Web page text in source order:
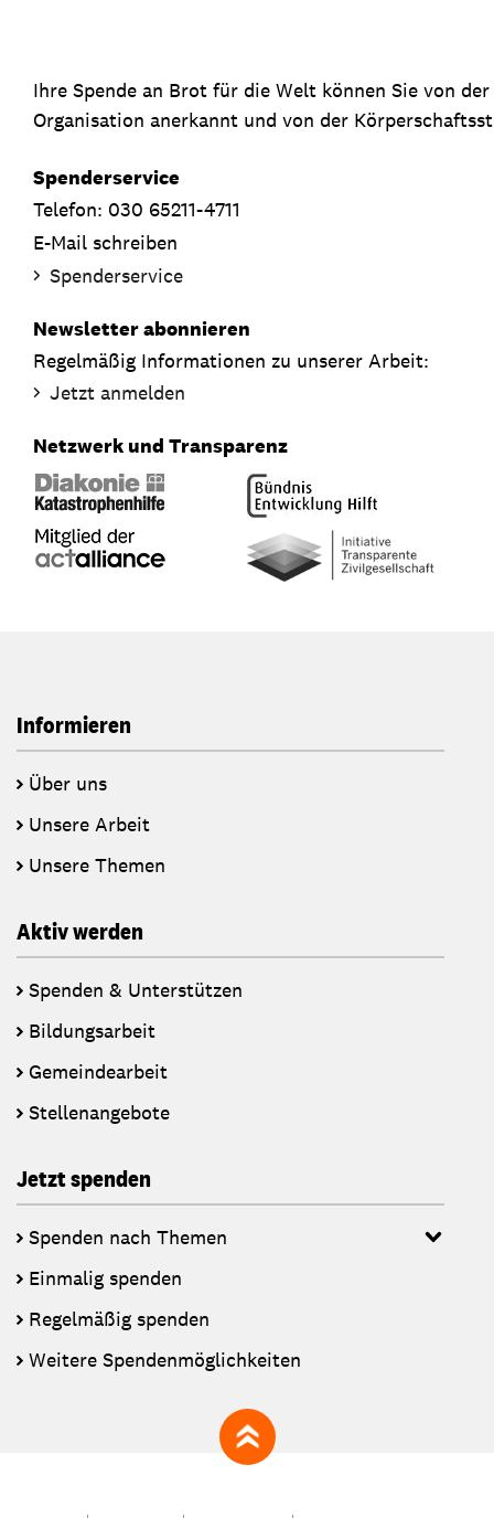
Ihre Spende an Brot für die Welt können Sie von
Organisation anerkannt und von der
Spenderservice
Telefon: 030 65211-4711
E-Mail schreiben
Spenderservice
Newsletter abonnieren
Regelmäßig Informationen zu unserer Arbeit:
Jetzt anmelden
Netzwerk und Transparenz
Informieren
Über uns
Unsere Arbeit
Unsere Themen
Aktiv werden
Spenden & Unterstützen
Bildungsarbeit
Gemeindearbeit
Stellenangebote
Jetzt spenden
Spenden nach Themen
Einmalig spenden
Regelmäßig spenden
Weitere Spendenmöglichkeiten
zum Seitenanfang